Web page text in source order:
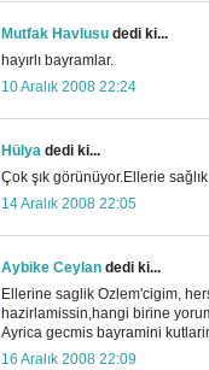
Mutfak Havlusu dedi ki...
hayırlı bayramlar.
10 Aralık 2008 22:24
Hülya dedi ki...
Çok şık görünüyor.Ellerie
14 Aralık 2008 22:05
Aybike Ceylan dedi ki...
Ellerine saglik Ozlem'cigim,
hazirlamissin,hangi birine
Ayrica gecmis bayramini
16 Aralık 2008 22:09